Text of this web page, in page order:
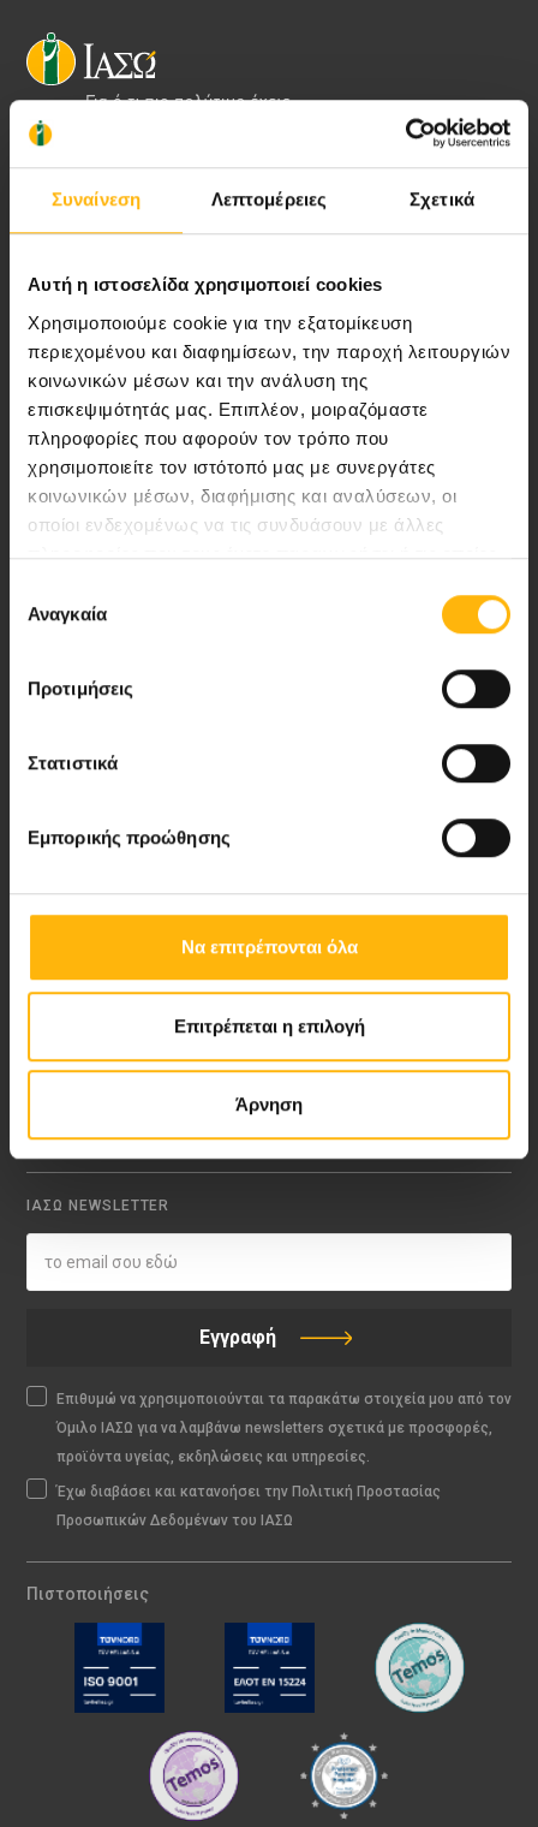
Συναίνεση Λεπτομέρειες Σχετικά
Αυτή η ιστοσελίδα χρησιμοποιεί cookies
Χρησιμοποιούμε cookie για την εξατομίκευση
περιεχομένου και διαφημίσεων, την παροχή λειτουργιών
κοινωνικών μέσων και την ανάλυση της
επισκεψιμότητάς μας. Επιπλέον, μοιραζόμαστε
πληροφορίες που αφορούν τον τρόπο που
χρησιμοποιείτε τον ιστότοπό μας με συνεργάτες
κοινωνικών μέσων, διαφήμισης και αναλύσεων, οι
οποίοι ενδεχομένως να τις συνδυάσουν με άλλες
πληροφορίες που τους έχετε παραχωρήσει ή τις οποίες
των υπηρεσιών τους.
συγκατάθεσης
Αναγκαία
Προτιμήσεις
Στατιστικά
Εμπορικής προώθησης
Να επιτρέπονται όλα
Επιτρέπεται η επιλογή
Άρνηση
Αποστολή μας να παρέχουμε υψηλής
ποιότητας ολοκληρωμένες υπηρεσίες
υγείας.
Περιοχή Ιατρών
Εκδηλώσεις
Λεωφ. Κηφισίας 37-39,
Επικοινωνία
Νέα - Δελτία Τύπου
My Life Magazine
ΑΚΟΛΟΥΘΗΣΤΕ ΜΑΣ
ΙΑΣΩ NEWSLETTER
Εγγραφή
Επιθυμώ να χρησιμοποιούνται τα παρακάτω στοιχεία μου από τον
Όμιλο ΙΑΣΩ για να λαμβάνω newsletters σχετικά με προσφορές,
προϊόντα υγείας, εκδηλώσεις και υπηρεσίες.
Έχω διαβάσει και κατανοήσει την Πολιτική Προστασίας
Προσωπικών Δεδομένων του ΙΑΣΩ
Πιστοποιήσεις